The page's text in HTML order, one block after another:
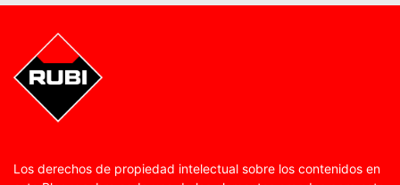
Los derechos de propiedad intelectual sobre los contenidos en